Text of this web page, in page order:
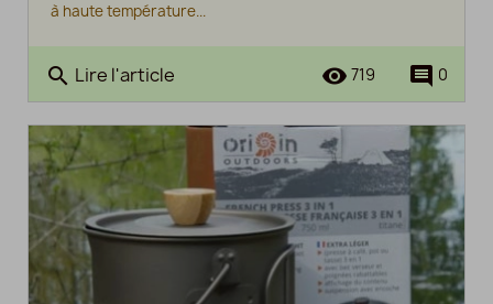
à haute température...
search Lire l'article comment 0
remove_red_eye 719